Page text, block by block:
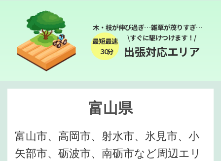
木・枝が伸び過ぎ…雑草が茂りすぎ…
最短最速
３０分
\すぐに駆けつけます！/
出張対応エリア
富山県
富山市、高岡市、射水市、氷見市、小
矢部市、砺波市、南砺市など周辺エリ